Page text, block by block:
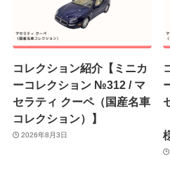
コレクション紹介【ミニカ
ーコレクション №312 / マ
セラティ クーペ（国産名車
コレクション）】
2026年8月3日